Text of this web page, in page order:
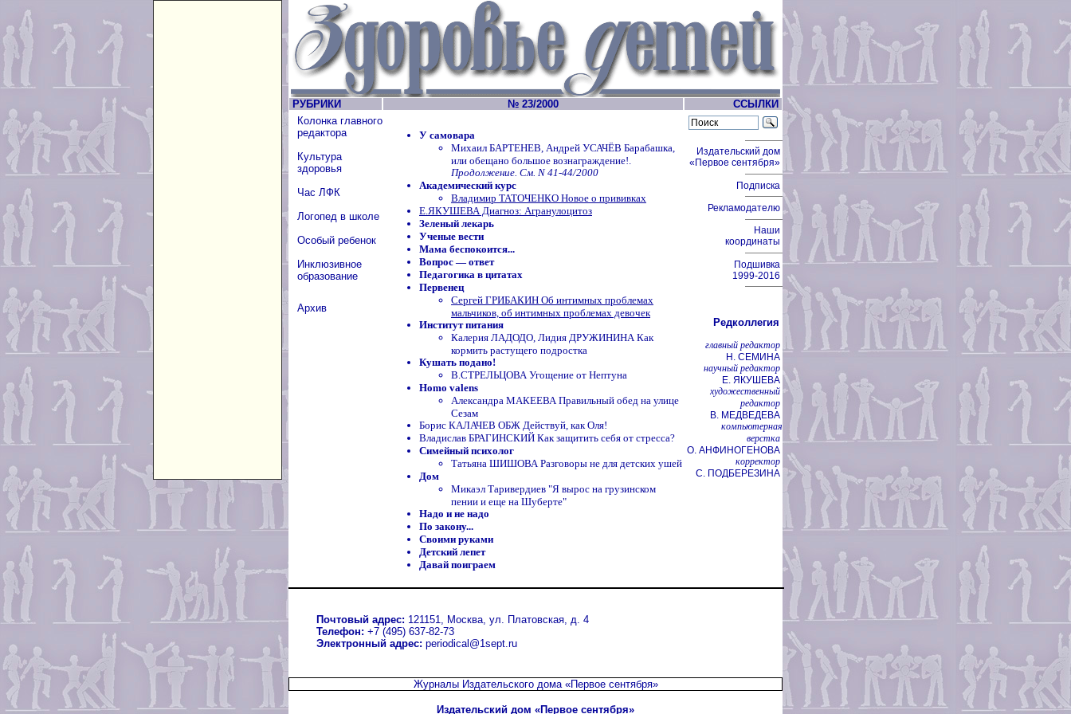
РУБРИКИ № 23/2000
ССЫЛКИ
Колонка главного
редактора
Культура
здоровья
Час ЛФК
Логопед в школе
Особый ребенок
Инклюзивное
образование
Архив
У самовара
Михаил БАРТЕНЕВ, Андрей УСАЧЁВ Барабашка,
или обещано большое вознаграждение!.
Продолжение. См. N 41-44/2000
Академический курс
Владимир ТАТОЧЕНКО Новое о прививках
Е.ЯКУШЕВА Диагноз: Агранулоцитоз
Зеленый лекарь
Ученые вести
Мама беспокоится...
Вопрос — ответ
Педагогика в цитатах
Первенец
Сергей ГРИБАКИН Об интимных проблемах
мальчиков, об интимных проблемах девочек
Институт питания
Калерия ЛАДОДО, Лидия ДРУЖИНИНА Как
кормить растущего подростка
Кушать подано!
В.СТРЕЛЬЦОВА Угощение от Нептуна
Homo valens
Александра МАКЕЕВА Правильный обед на улице
Сезам
Борис КАЛАЧЕВ ОБЖ Действуй, как Оля!
Владислав БРАГИНСКИЙ Как защитить себя от стресса?
Симейный психолог
Татьяна ШИШОВА Разговоры не для детских ушей
Дом
Микаэл Таривердиев "Я вырос на грузинском
пении и еще на Шуберте"
Надо и не надо
По закону...
Своими руками
Детский лепет
Давай поиграем
Издательский дом
«Первое сентября»
Подписка
Рекламодателю
Наши
координаты
Подшивка
1999-2016
Редколлегия
главный редактор
Н. СЕМИНА
научный редактор
Е. ЯКУШЕВА
художественный
редактор
В. МЕДВЕДЕВА
компьютерная
верстка
О. АНФИНОГЕНОВА
корректор
С. ПОДБЕРЕЗИНА
Почтовый адрес: 121151, Москва, ул. Платовская, д. 4
Телефон: +7 (495) 637-82-73
Электронный адрес: periodical@1sept.ru
Журналы Издательского дома «Первое сентября»
Издательский дом «Первое сентября»